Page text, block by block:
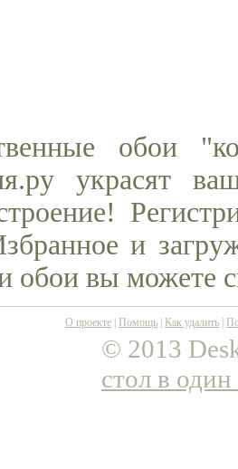
обои
украсят
и
обои вы можете
О проекте Помощь Как удалить
© 2013
стол в